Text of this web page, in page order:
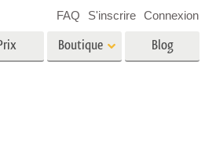
Boutique Blog
FAQ S'inscrire Connexion